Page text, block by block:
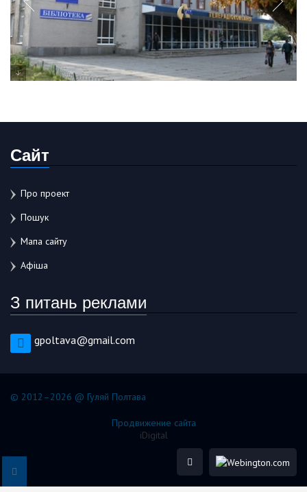
Сайт
Про проект
Пошук
Мапа сайту
Афіша
З питань реклами
gpoltava@gmail.com
© 2012–2026 @ Гуляй Полтава
Продвижение сайта
iDigital